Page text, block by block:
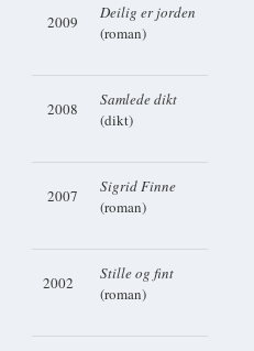
2009
Deilig er jorden
(roman)
2008
Samlede dikt
(dikt)
2007
Sigrid Finne
(roman)
2002
Stille og fint
(roman)